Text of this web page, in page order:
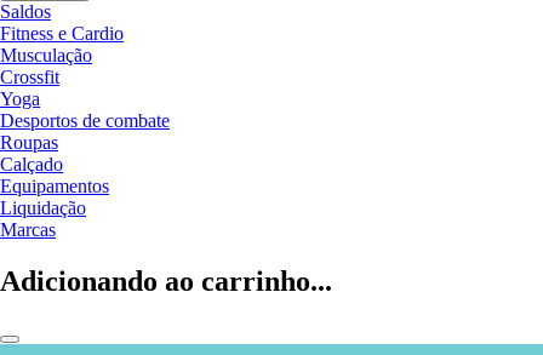
Saldos
Fitness e Cardio
Musculação
Crossfit
Yoga
Desportos de combate
Roupas
Calçado
Equipamentos
Liquidação
Marcas
Adicionando ao carrinho...